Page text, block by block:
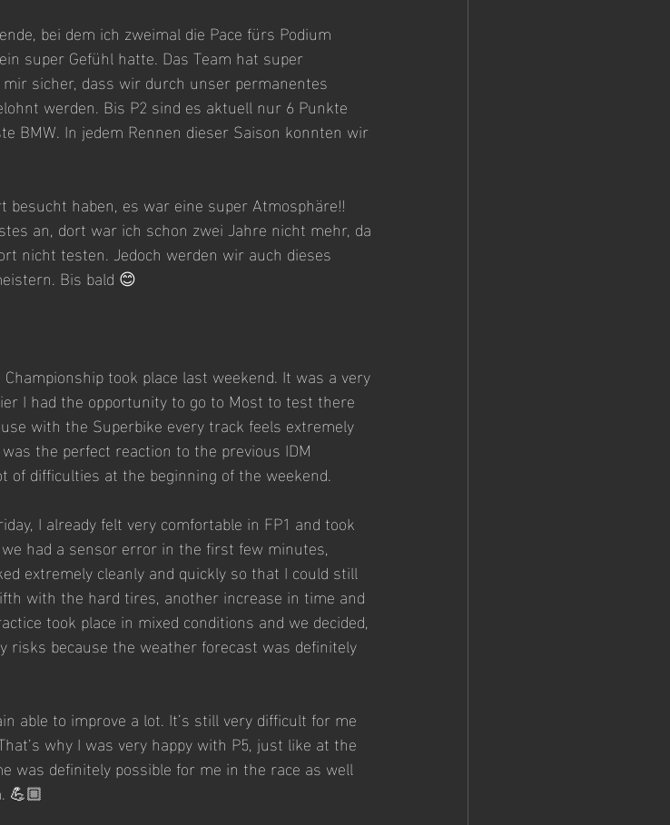
bei dem ich zweimal die Pace fürs Podium
super Gefühl hatte. Das Team hat super
sicher, dass wir durch unser permanentes
werden. Bis P2 sind es aktuell nur 6 Punkte
BMW. In jedem Rennen dieser Saison konnten wir
besucht haben, es war eine super Atmosphäre!!
an, dort war ich schon zwei Jahre nicht mehr, da
nicht testen. Jedoch werden wir auch dieses
Bis bald 😊
took place last weekend. It was a very
I had the opportunity to go to Most to test there
with the Superbike every track feels extremely
the perfect reaction to the previous IDM
of difficulties at the beginning of the weekend.
I already felt very comfortable in FP1 and took
had a sensor error in the first few minutes,
extremely cleanly and quickly so that I could still
with the hard tires, another increase in time and
took place in mixed conditions and we decided,
because the weather forecast was definitely
able to improve a lot. It’s still very difficult for me
why I was very happy with P5, just like at the
was definitely possible for me in the race as well
💪🏼